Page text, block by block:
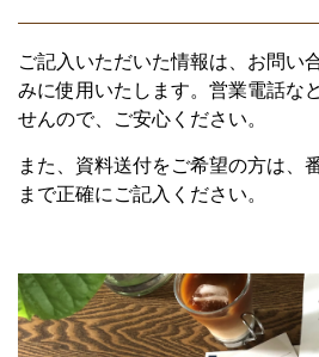
ご記入いただいた情報は、お問い
みに使用いたします。営業電話な
せんので、ご安心ください。
また、資料送付をご希望の方は、
まで正確にご記入ください。